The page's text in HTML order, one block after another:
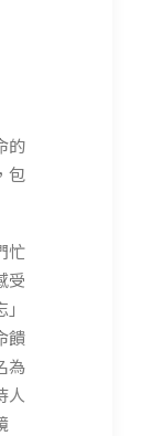
的
包
忙
受
饋
為
人